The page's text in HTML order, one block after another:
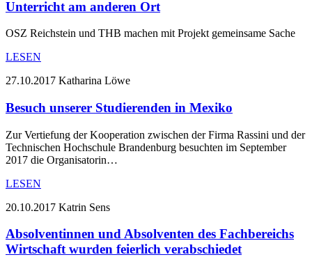
Unterricht am anderen Ort
OSZ Reichstein und THB machen mit Projekt gemeinsame Sache
LESEN
27.10.2017 Katharina Löwe
Besuch unserer Studierenden in Mexiko
Zur Vertiefung der Kooperation zwischen der Firma Rassini und der
Technischen Hochschule Brandenburg besuchten im September
2017 die Organisatorin…
LESEN
20.10.2017 Katrin Sens
Absolventinnen und Absolventen des Fachbereichs
Wirtschaft wurden feierlich verabschiedet